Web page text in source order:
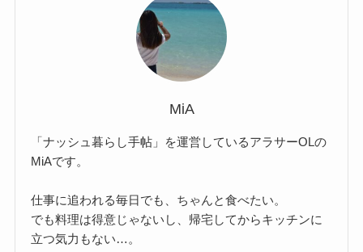
MiA
「ナッシュ暮らし手帖」を運営しているアラサーOLの
MiAです。
仕事に追われる毎日でも、ちゃんと食べたい。
でも料理は得意じゃないし、帰宅してからキッチンに
立つ気力もない…。